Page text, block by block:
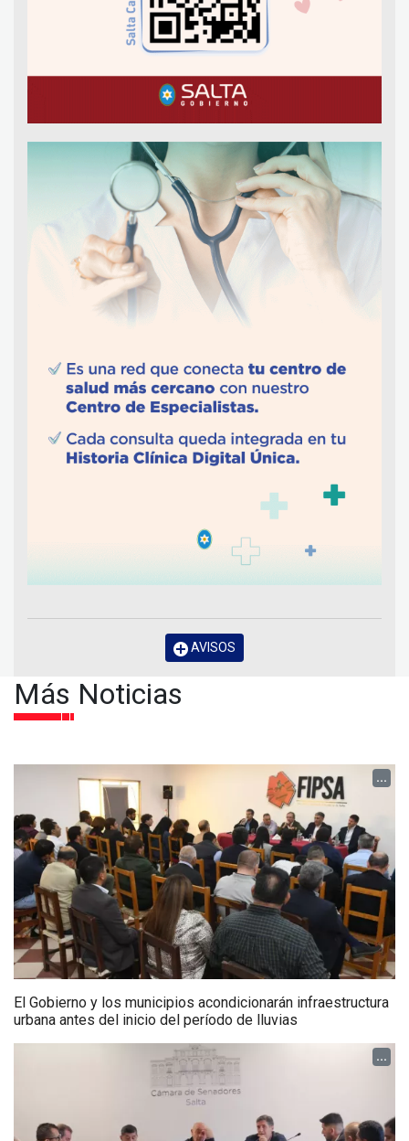
AVISOS
Más Noticias
...
El Gobierno y los municipios acondicionarán infraestructura
urbana antes del inicio del período de lluvias
...